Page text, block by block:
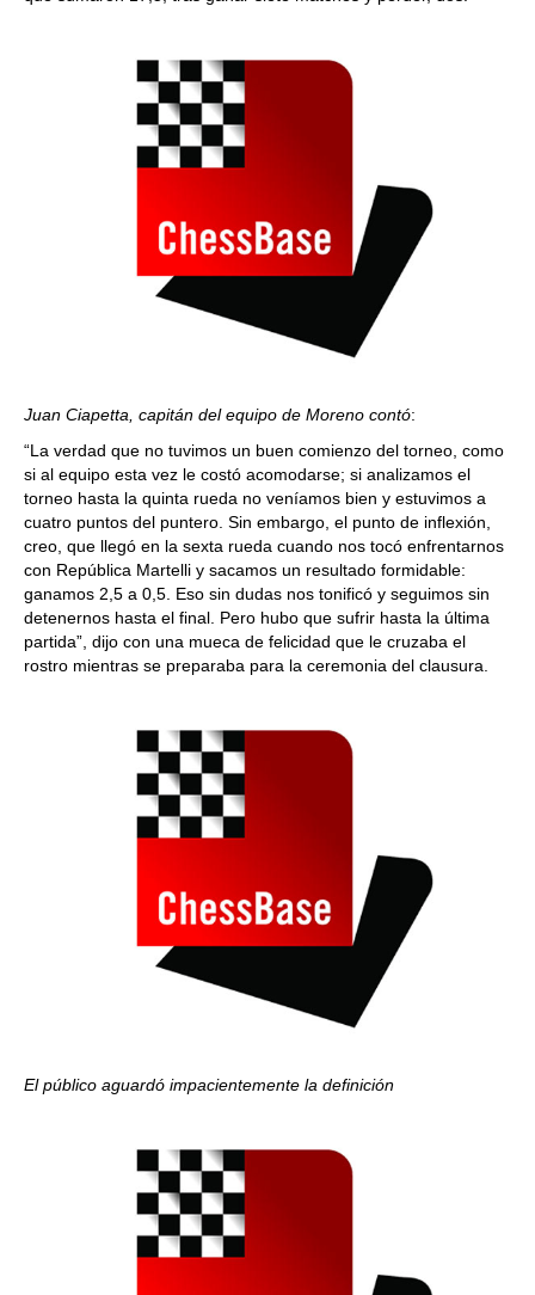
Juan Ciapetta, capitán del equipo de Moreno contó:
“La verdad que no tuvimos un buen comienzo del torneo, como
si al equipo esta vez le costó acomodarse; si analizamos el
torneo hasta la quinta rueda no veníamos bien y estuvimos a
cuatro puntos del puntero. Sin embargo, el punto de inflexión,
creo, que llegó en la sexta rueda cuando nos tocó enfrentarnos
con República Martelli y sacamos un resultado formidable:
ganamos 2,5 a 0,5. Eso sin dudas nos tonificó y seguimos sin
detenernos hasta el final. Pero hubo que sufrir hasta la última
partida”, dijo con una mueca de felicidad que le cruzaba el
rostro mientras se preparaba para la ceremonia del clausura.
El público aguardó impacientemente la definición